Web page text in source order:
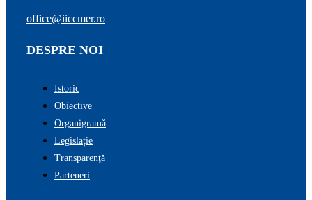
office@iiccmer.ro
DESPRE NOI
Istoric
Obiective
Organigramă
Legislație
Transparenţă
Parteneri